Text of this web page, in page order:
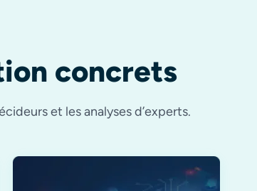
concrets
et les analyses d’experts.